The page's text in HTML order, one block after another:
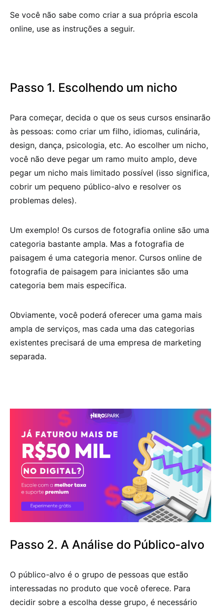
Se você não sabe como criar a sua própria escola
online, use as instruções a seguir.
Passo 1. Escolhendo um nicho
Para começar, decida o que os seus cursos ensinarão
às pessoas: como criar um filho, idiomas, culinária,
design, dança, psicologia, etc. Ao escolher um nicho,
você não deve pegar um ramo muito amplo, deve
pegar um nicho mais limitado possível (isso significa,
cobrir um pequeno público-alvo e resolver os
problemas deles).
Um exemplo! Os cursos de fotografia online são uma
categoria bastante ampla. Mas a fotografia de
paisagem é uma categoria menor. Cursos online de
fotografia de paisagem para iniciantes são uma
categoria bem mais específica.
Obviamente, você poderá oferecer uma gama mais
ampla de serviços, mas cada uma das categorias
existentes precisará de uma empresa de marketing
separada.
Passo 2. A Análise do Público-alvo
O público-alvo é o grupo de pessoas que estão
interessadas no produto que você oferece. Para
decidir sobre a escolha desse grupo, é necessário